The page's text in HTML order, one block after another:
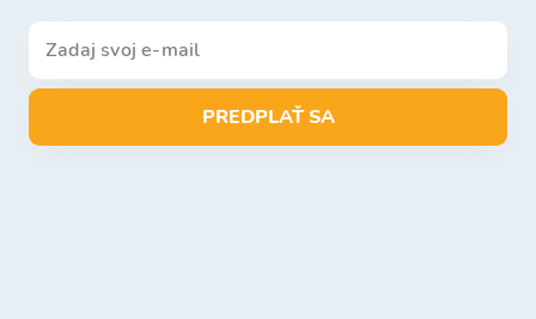
PREDPLAŤ SA